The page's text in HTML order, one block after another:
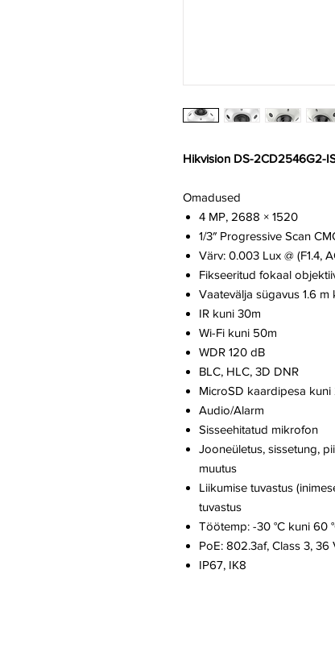
Hikvision DS-2CD2546G2-
Omadused
4 MP, 2688 × 1520
1/3″ Progressive Scan
Värv: 0.003 Lux @ (F1.4,
Fikseeritud fokaal
Vaatevälja sügavus 1.6 m
IR kuni 30m
Wi-Fi kuni 50m
WDR 120 dB
BLC, HLC, 3D DNR
MicroSD kaardipesa kuni
Audio/Alarm
Sisseehitatud mikrofon
Jooneületus, sissetung,
muutus
Liikumise tuvastus
tuvastus
Töötemp: -30 °C kuni 60
PoE: 802.3af, Class 3, 36
IP67, IK8